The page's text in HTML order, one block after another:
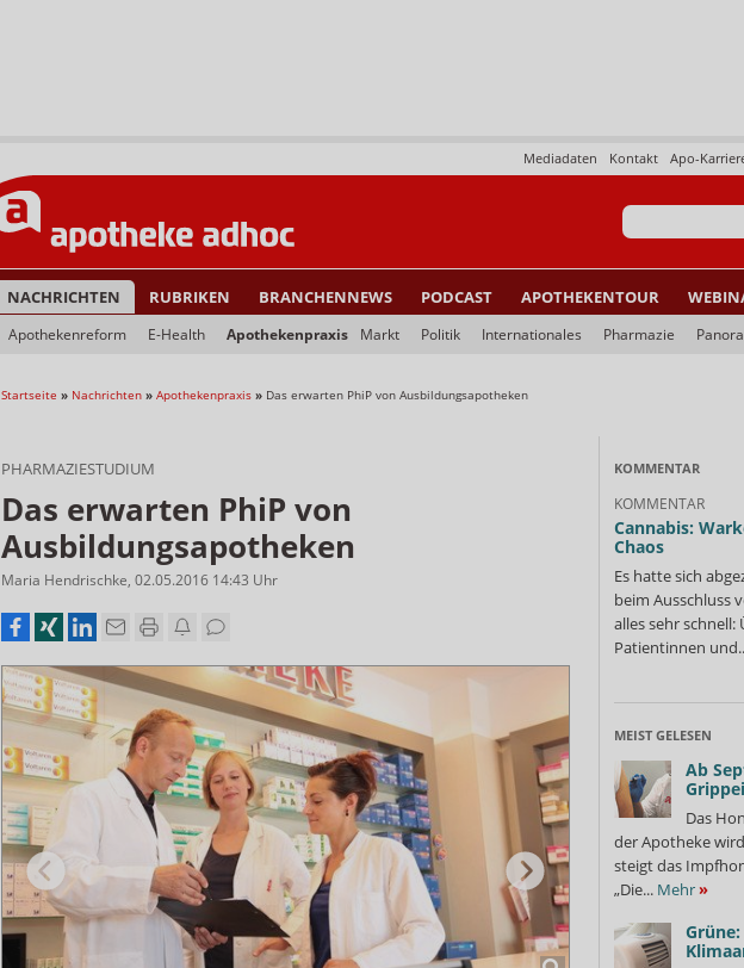
Apo-
Kontakt
Mediadaten
NACHRICHTEN RUBRIKEN BRANCHENNEWS PODCAST APOTHEKENTOUR
Apothekenreform E-Health Apothekenpraxis Markt Politik Internationales Pharmazie
Startseite » Nachrichten » Apothekenpraxis » Das erwarten PhiP von Ausbildungsapotheken
PHARMAZIESTUDIUM
Das erwarten PhiP von
Ausbildungsapotheken
Maria Hendrischke, 02.05.2016 14:43 Uhr
KOMMENTAR
KOMMENTAR
Cannabis:
Chaos
Es hatte sich
beim Ausschluss
alles sehr
Patientinnen
MEIST GELESEN
Ab
Das
der Apotheke
steigt das
„Die... Mehr»